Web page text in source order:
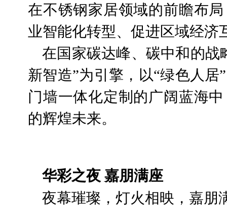
在不锈钢家居领域的前瞻布
业智能化转型、促进区域经济
在国家碳达峰、碳中和的战
新智造”为引擎，以“绿色人
门墙一体化定制的广阔蓝海
的辉煌未来。
华彩之夜 嘉朋满座
夜幕璀璨，灯火相映，嘉朋